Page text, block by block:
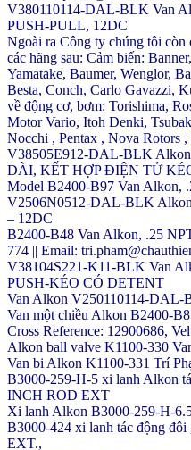
V380110114-DAL-BLK Van
PUSH-PULL, 12DC
Ngoài ra Công ty chúng tôi còn
các hãng sau: Cảm biến:
Yamatake, Baumer, Wenglor,
Besta, Conch, Carlo Gavazzi,
về động cơ, bơm: Torishima,
Motor Vario, Itoh Denki,
Nocchi , Pentax , Nova Rotors
V38505E912-DAL-BLK
DÀI, KẾT HỢP ĐIỆN TỬ
Model B2400-B97 Van Alkon,
V2506N0512-DAL-BLK
– 12DC
B2400-B48 Van Alkon, .25
774 || Email:
V38104S221-K11-BLK Van
PUSH-KÉO CÓ DETENT
Van Alkon V250110114-DAL-
Van một chiều Alkon B2400-
Cross Reference: 12900686,
Alkon ball valve K1100-330
Van bi Alkon K1100-331 Trí
B3000-259-H-5 xi lanh Alkon
INCH ROD EXT
Xi lanh Alkon B3000-259-H-
B3000-424 xi lanh tác động
EXT.,